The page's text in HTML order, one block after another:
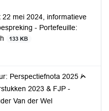
22 mei 2024, informatieve
- Portefeuille:
133 KB
Perspectiefnota 2025 /
2023 & FJP -
Van der Wel